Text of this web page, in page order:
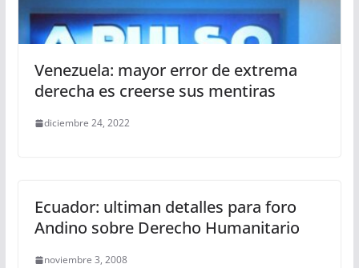
Venezuela: mayor error de extrema
derecha es creerse sus mentiras
diciembre 24, 2022
Ecuador: ultiman detalles para foro
Andino sobre Derecho Humanitario
noviembre 3, 2008